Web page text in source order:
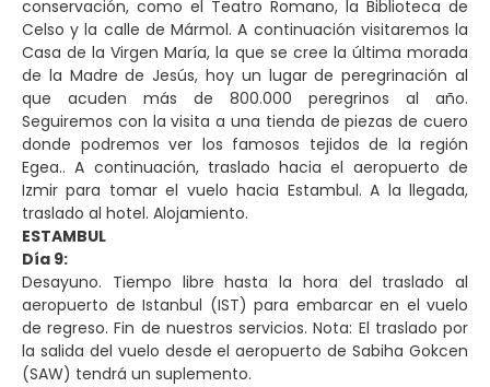
conservación, como el Teatro Romano, la Biblioteca de
Celso y la calle de Mármol. A continuación visitaremos la
Casa de la Virgen María, la que se cree la última morada
de la Madre de Jesús, hoy un lugar de peregrinación al
que acuden más de 800.000 peregrinos al año.
Seguiremos con la visita a una tienda de piezas de cuero
donde podremos ver los famosos tejidos de la región
Egea.. A continuación, traslado hacia el aeropuerto de
Izmir para tomar el vuelo hacia Estambul. A la llegada,
traslado al hotel. Alojamiento.
ESTAMBUL
Día 9:
Desayuno. Tiempo libre hasta la hora del traslado al
aeropuerto de Istanbul (IST) para embarcar en el vuelo
de regreso. Fin de nuestros servicios. Nota: El traslado por
la salida del vuelo desde el aeropuerto de Sabiha Gokcen
(SAW) tendrá un suplemento.